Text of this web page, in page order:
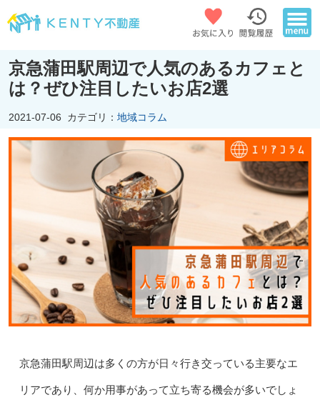
京急蒲田駅周辺で人気のあるカフェと
は？ぜひ注目したいお店2選
2021-07-06 カテゴリ： 地域コラム
京急蒲田駅周辺は多くの方が日々行き交っている主要なエ
リアであり、何か用事があって立ち寄る機会が多いでしょ